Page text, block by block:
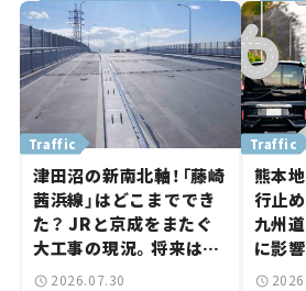
路計画】
Traffic
津田沼の新南北軸！「藤崎
茜浜線」はどこまででき
た？ JRと京成をまたぐ
大工事の現況。将来は
「習志野～鎌ケ谷」を最短
2026.07.30
Traffic
熊本
行止
九州
に影
【道路